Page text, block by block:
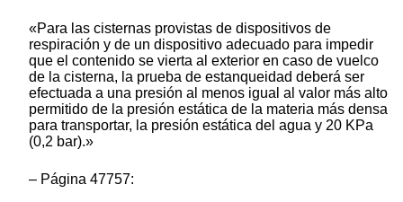
«Para las cisternas provistas de dispositivos de
respiración y de un dispositivo adecuado para impedir
que el contenido se vierta al exterior en caso de vuelco
de la cisterna, la prueba de estanqueidad deberá ser
efectuada a una presión al menos igual al valor más alto
permitido de la presión estática de la materia más densa
para transportar, la presión estática del agua y 20 KPa
(0,2 bar).»
– Página 47757: